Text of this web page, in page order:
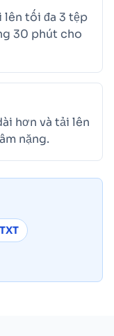
tối đa 3 tệp
30 phút cho
hơn và tải lên
nặng.